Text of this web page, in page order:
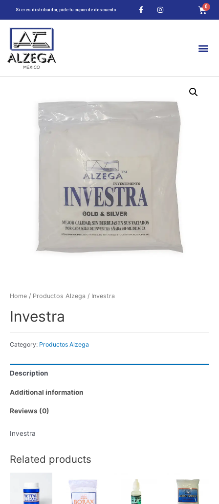
Si eres distribuidor, pide tu cupon de descuento
Home / Productos Alzega / Investra
Investra
Category: Productos Alzega
Description
Additional information
Reviews (0)
Investra
Related products